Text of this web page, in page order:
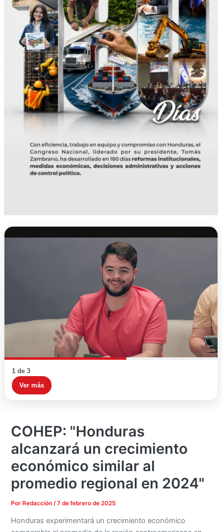
1 de 3
Ver más
COHEP: "Honduras
alcanzará un crecimiento
económico similar al
promedio regional en 2024"
PorRedacción /7 de febrero de 2025
Honduras experimentará un crecimiento económico